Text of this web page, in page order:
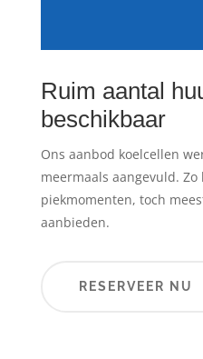
Ruim aantal
beschikbaar
Ons aanbod koelcellen
meermaals aangevuld.
piekmomenten, toch
aanbieden.
RESERVEER NU